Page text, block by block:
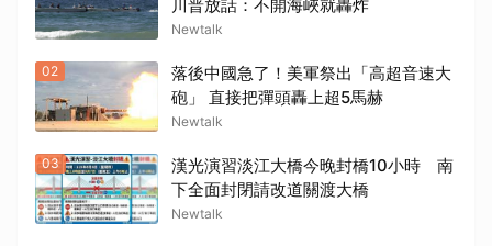
川普放話：不開海峽就轟炸
Newtalk
02
落後中國急了！美軍祭出「高超音速大
砲」 直接把彈頭轟上超5馬赫
Newtalk
03
漢光演習淡江大橋今晚封橋10小時 南
下全面封閉請改道關渡大橋
Newtalk